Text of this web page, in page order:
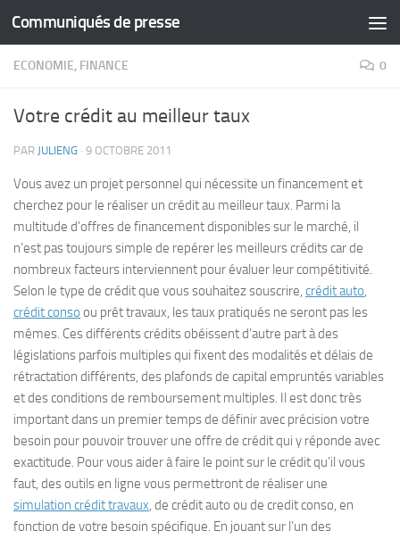
Skip to content
Communiqués de presse
ECONOMIE, FINANCE 0
Votre crédit au meilleur taux
PAR JULIENG · 9 OCTOBRE 2011
Vous avez un projet personnel qui nécessite un financement et
cherchez pour le réaliser un crédit au meilleur taux. Parmi la
multitude d’offres de financement disponibles sur le marché, il
n’est pas toujours simple de repérer les meilleurs crédits car de
nombreux facteurs interviennent pour évaluer leur compétitivité.
Selon le type de crédit que vous souhaitez souscrire, crédit auto,
crédit conso ou prêt travaux, les taux pratiqués ne seront pas les
mêmes. Ces différents crédits obéissent d’autre part à des
législations parfois multiples qui fixent des modalités et délais de
rétractation différents, des plafonds de capital empruntés variables
et des conditions de remboursement multiples. Il est donc très
important dans un premier temps de définir avec précision votre
besoin pour pouvoir trouver une offre de crédit qui y réponde avec
exactitude. Pour vous aider à faire le point sur le crédit qu’il vous
faut, des outils en ligne vous permettront de réaliser une
simulation crédit travaux, de crédit auto ou de credit conso, en
fonction de votre besoin spécifique. En jouant sur l’un des